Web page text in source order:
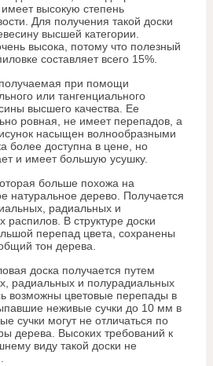
высокую степень
Для получения такой доски
высшей категории.
высока, потому что полезный
составляет всего 15%.
при помощи
или тангенциального
высшего качества. Ее
ровная, не имеет перепадов, а
насыщен волнообразными
более доступна в цене, но
и имеет большую усушку.
больше похожа на
натуральное дерево. Получается
радиальных и
распилов. В структуре доски
перепад цвета, сохранены
тон дерева.
доска получается путем
радиальных и полурадиальных
возможны цветовые перепады в
неживые сучки до 10 мм в
сучки могут не отличаться по
дерева. Высоких требований к
виду такой доски не